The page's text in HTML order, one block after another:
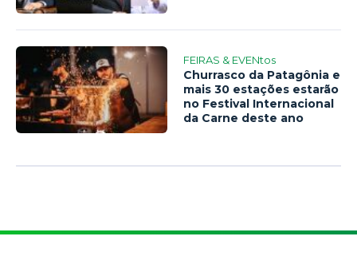
FEIRAS & EVENtos
Churrasco da Patagônia e
mais 30 estações estarão
no Festival Internacional
da Carne deste ano